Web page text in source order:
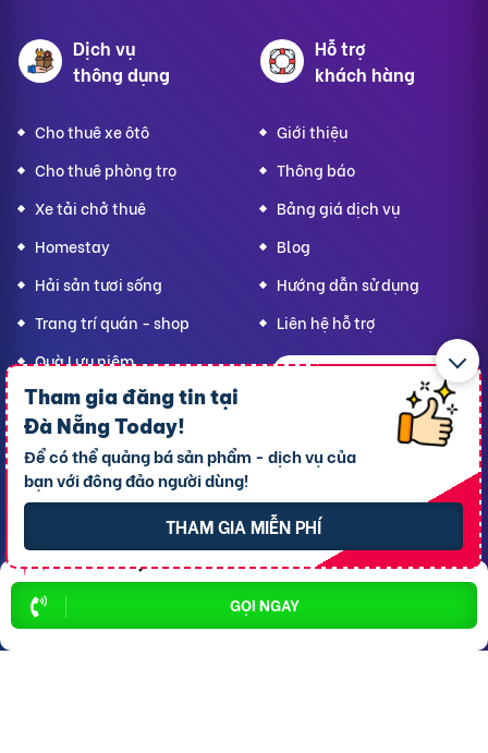
GỌI NGAY
Tham gia đăng tin tại
Đà Nẵng Today!
Để có thể quảng bá sản phẩm - dịch vụ của
bạn với đông đảo người dùng!
THAM GIA MIỄN PHÍ
Dịch vụ
thông dụng
Cho thuê xe ôtô
Cho thuê phòng trọ
Xe tải chở thuê
Homestay
Hải sản tươi sống
Trang trí quán - shop
Quà Lưu niệm
Dành cho thú cưng
Thời trang Mẹ & Bé
Hỗ trợ
khách hàng
Giới thiệu
Thông báo
Bảng giá dịch vụ
Blog
Hướng dẫn sử dụng
Liên hệ hỗ trợ
Bạn
Đà Nẵng Today,
CÔNG TY TNHH RAO VẶT NHANH
Địa chỉ trụ sở chính: 7 Trần Minh Sơn, phường Tân An, TP.
Cần Thơ